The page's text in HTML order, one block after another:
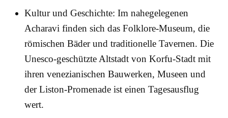
Kultur und Geschichte: Im nahegelegenen
Acharavi finden sich das Folklore-Museum, die
römischen Bäder und traditionelle Tavernen. Die
Unesco-geschützte Altstadt von Korfu-Stadt mit
ihren venezianischen Bauwerken, Museen und
der Liston-Promenade ist einen Tagesausflug
wert.